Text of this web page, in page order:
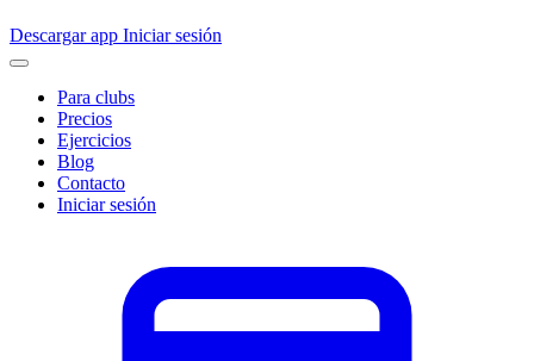
Descargar app Iniciar sesión
Para clubs
Precios
Ejercicios
Blog
Contacto
Iniciar sesión